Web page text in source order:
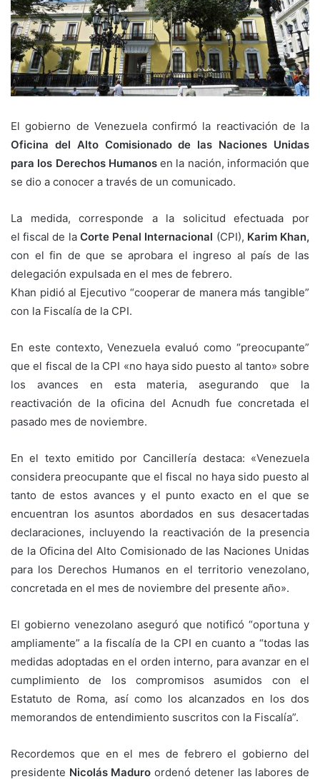
El gobierno de Venezuela confirmó la reactivación de la
Oficina del Alto Comisionado de las Naciones Unidas
para los Derechos Humanosen la nación, información que
se dio a conocer a través de un comunicado.
La medida, corresponde a la solicitud efectuada por
el fiscal de laCorte Penal Internacional (CPI), Karim Khan,
con el fin de que se aprobara el ingreso al país de las
delegación expulsada en el mes de febrero.
Khan pidió al Ejecutivo “cooperar de manera más tangible”
con la Fiscalía de la CPI.
En este contexto, Venezuela evaluó como “preocupante”
que el fiscal de la CPI «no haya sido puesto al tanto» sobre
los avances en esta materia, asegurando que la
reactivación de la oficina del Acnudh fue concretada el
pasado mes de noviembre.
En el texto emitido por Cancillería destaca: «Venezuela
considera preocupante que el fiscal no haya sido puesto al
tanto de estos avances y el punto exacto en el que se
encuentran los asuntos abordados en sus desacertadas
declaraciones, incluyendo la reactivación de la presencia
de la Oficina del Alto Comisionado de las Naciones Unidas
para los Derechos Humanos en el territorio venezolano,
concretada en el mes de noviembre del presente año».
El gobierno venezolano aseguró que notificó “oportuna y
ampliamente” a la fiscalía de la CPI en cuanto a “todas las
medidas adoptadas en el orden interno, para avanzar en el
cumplimiento de los compromisos asumidos con el
Estatuto de Roma, así como los alcanzados en los dos
memorandos de entendimiento suscritos con la Fiscalía”.
Recordemos que en el mes de febrero el gobierno del
presidente Nicolás Maduro ordenó detener las labores de